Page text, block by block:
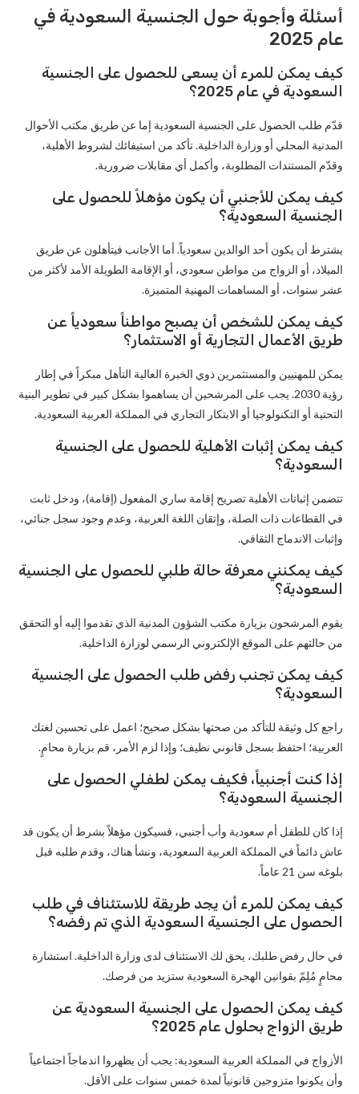
أسئلة وأجوبة حول الجنسية السعودية في
عام 2025
كيف يمكن للمرء أن يسعى للحصول على الجنسية
السعودية في عام 2025؟
قدّم طلب الحصول على الجنسية السعودية إما عن طريق مكتب الأحوال
المدنية المحلي أو وزارة الداخلية. تأكد من استيفائك لشروط الأهلية،
وقدّم المستندات المطلوبة، وأكمل أي مقابلات ضرورية.
كيف يمكن للأجنبي أن يكون مؤهلاً للحصول على
الجنسية السعودية؟
يشترط أن يكون أحد الوالدين سعودياً. أما الأجانب فيتأهلون عن طريق
الميلاد، أو الزواج من مواطن سعودي، أو الإقامة الطويلة الأمد لأكثر من
عشر سنوات، أو المساهمات المهنية المتميزة.
كيف يمكن للشخص أن يصبح مواطناً سعودياً عن
طريق الأعمال التجارية أو الاستثمار؟
يمكن للمهنيين والمستثمرين ذوي الخبرة العالية التأهل مبكراً في إطار
رؤية 2030. يجب على المرشحين أن يساهموا بشكل كبير في تطوير البنية
التحتية أو التكنولوجيا أو الابتكار التجاري في المملكة العربية السعودية.
كيف يمكن إثبات الأهلية للحصول على الجنسية
السعودية؟
تتضمن إثباتات الأهلية تصريح إقامة ساري المفعول (إقامة)، ودخل ثابت
في القطاعات ذات الصلة، وإتقان اللغة العربية، وعدم وجود سجل جنائي،
وإثبات الاندماج الثقافي.
كيف يمكنني معرفة حالة طلبي للحصول على الجنسية
السعودية؟
يقوم المرشحون بزيارة مكتب الشؤون المدنية الذي تقدموا إليه أو التحقق
من حالتهم على الموقع الإلكتروني الرسمي لوزارة الداخلية.
كيف يمكن تجنب رفض طلب الحصول على الجنسية
السعودية؟
راجع كل وثيقة للتأكد من صحتها بشكل صحيح؛ اعمل على تحسين لغتك
العربية؛ احتفظ بسجل قانوني نظيف؛ وإذا لزم الأمر، قم بزيارة محامٍ.
إذا كنت أجنبياً، فكيف يمكن لطفلي الحصول على
الجنسية السعودية؟
إذا كان للطفل أم سعودية وأب أجنبي، فسيكون مؤهلاً بشرط أن يكون قد
عاش دائماً في المملكة العربية السعودية، ونشأ هناك، وقدم طلبه قبل
بلوغه سن 21 عاماً.
كيف يمكن للمرء أن يجد طريقة للاستئناف في طلب
الحصول على الجنسية السعودية الذي تم رفضه؟
في حال رفض طلبك، يحق لك الاستئناف لدى وزارة الداخلية. استشارة
محامٍ مُلِمّ بقوانين الهجرة السعودية ستزيد من فرصك.
كيف يمكن الحصول على الجنسية السعودية عن
طريق الزواج بحلول عام 2025؟
الأزواج في المملكة العربية السعودية: يجب أن يظهروا اندماجاً اجتماعياً
وأن يكونوا متزوجين قانونياً لمدة خمس سنوات على الأقل.